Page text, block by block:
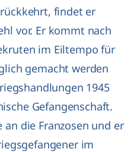
findet er
vor. Er kommt nach
im Eiltempo für
gemacht werden
1945
Gefangenschaft.
die Franzosen und er
im